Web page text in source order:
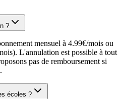
?
mensuel à 4.99€/mois ou
L'annulation est possible à tout
pas de remboursement si
écoles ?